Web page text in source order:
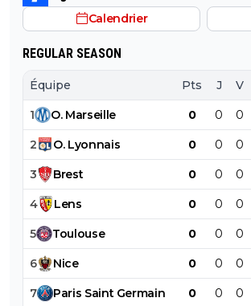
Calendrier
REGULAR SEASON
Équipe Pts J V
1 O. Marseille 0 0 0
2 O. Lyonnais 0 0 0
3 Brest 0 0 0
4 Lens 0 0 0
5 Toulouse 0 0 0
6 Nice 0 0 0
7 Paris Saint Germain 0 0 0